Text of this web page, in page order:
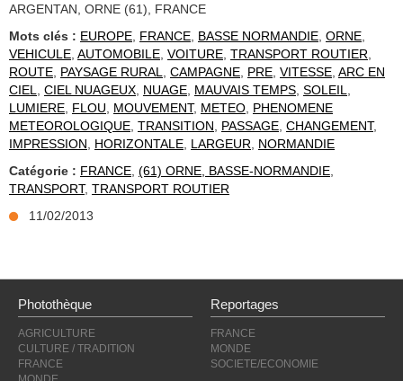
ARGENTAN, ORNE (61), FRANCE
Mots clés : EUROPE, FRANCE, BASSE NORMANDIE, ORNE,
VEHICULE, AUTOMOBILE, VOITURE, TRANSPORT ROUTIER,
ROUTE, PAYSAGE RURAL, CAMPAGNE, PRE, VITESSE, ARC EN
CIEL, CIEL NUAGEUX, NUAGE, MAUVAIS TEMPS, SOLEIL,
LUMIERE, FLOU, MOUVEMENT, METEO, PHENOMENE
METEOROLOGIQUE, TRANSITION, PASSAGE, CHANGEMENT,
IMPRESSION, HORIZONTALE, LARGEUR, NORMANDIE
Catégorie : FRANCE, (61) ORNE, BASSE-NORMANDIE,
TRANSPORT, TRANSPORT ROUTIER
11/02/2013
Photothèque
AGRICULTURE
CULTURE / TRADITION
FRANCE
Reportages
FRANCE
MONDE
SOCIETE/ECONOMIE